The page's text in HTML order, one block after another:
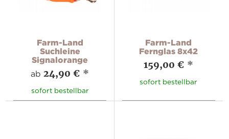
Farm-Land
Suchleine
Signalorange
ab24,90 € *
sofort bestellbar
Farm-Land
Fernglas 8x42
159,00 € *
sofort bestellbar